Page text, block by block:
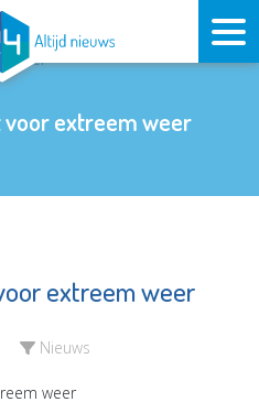
voor extreem weer
extreem weer
Nieuws